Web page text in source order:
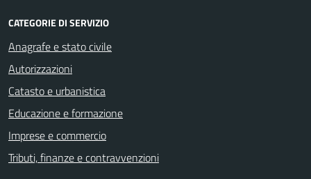
CATEGORIE DI SERVIZIO
Anagrafe e stato civile
Autorizzazioni
Catasto e urbanistica
Educazione e formazione
Imprese e commercio
Tributi, finanze e contravvenzioni